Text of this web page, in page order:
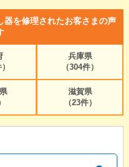
器を修理されたお客さまの声
兵庫県
（304件）
滋賀県
（23件）